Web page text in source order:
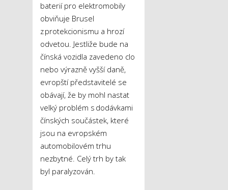
baterií pro elektromobily
obviňuje Brusel
z protekcionismu a hrozí
odvetou. Jestliže bude na
čínská vozidla zavedeno clo
nebo výrazně vyšší daně,
evropští představitelé se
obávají, že by mohl nastat
velký problém s dodávkami
čínských součástek, které
jsou na evropském
automobilovém trhu
nezbytné. Celý trh by tak
byl paralyzován.